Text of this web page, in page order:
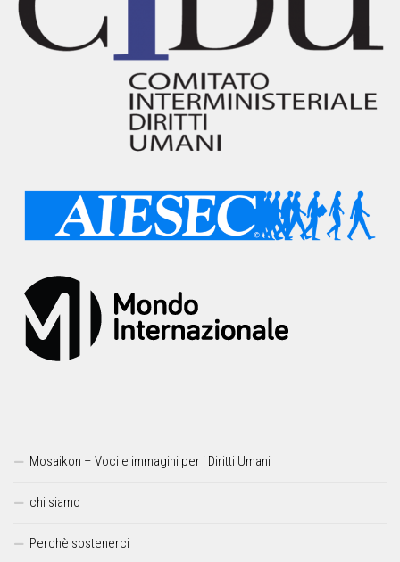
Mosaikon – Voci e immagini per i Diritti Umani
chi siamo
Perchè sostenerci